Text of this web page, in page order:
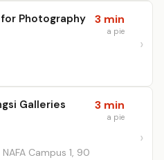
Photography
3 min
a pie
Galleries
Campus 1, 90
3 min
a pie